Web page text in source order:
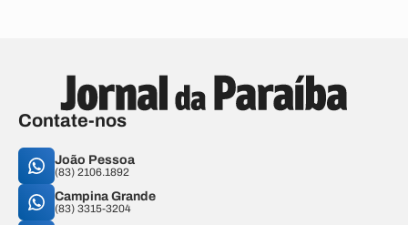
Contate-nos
João Pessoa
(83) 2106.1892
Campina Grande
(83) 3315-3204